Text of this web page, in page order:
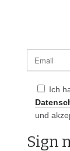
Ich
und